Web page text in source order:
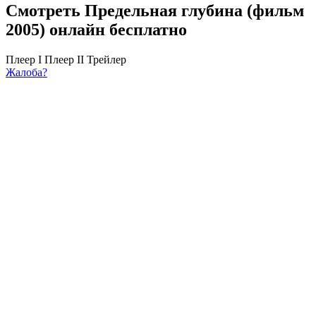
Смотреть Предельная глубина (фильм
2005) онлайн бесплатно
Плеер I Плеер II Трейлер
Жалоба?